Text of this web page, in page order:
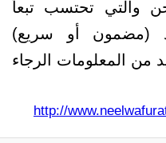
والتي تحتسب تبعاً
(مضمون أو سريع)
من المعلومات الرجاء
http://